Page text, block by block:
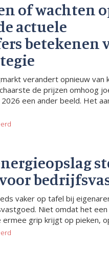
of wachten
actuele
betekenen
verandert opnieuw van
de prijzen omhoog
een ander beeld. Het
vaker op tafel bij
Niet omdat het een
grip krijgt op pieken,